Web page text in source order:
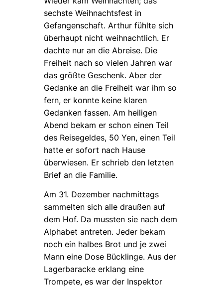
sechste Weihnachtsfest in
Gefangenschaft. Arthur fühlte sich
überhaupt nicht weihnachtlich. Er
dachte nur an die Abreise. Die
Freiheit nach so vielen Jahren war
das größte Geschenk. Aber der
Gedanke an die Freiheit war ihm so
fern, er konnte keine klaren
Gedanken fassen. Am heiligen
Abend bekam er schon einen Teil
des Reisegeldes, 50 Yen, einen Teil
hatte er sofort nach Hause
überwiesen. Er schrieb den letzten
Brief an die Familie.
Am 31. Dezember nachmittags
sammelten sich alle draußen auf
dem Hof. Da mussten sie nach dem
Alphabet antreten. Jeder bekam
noch ein halbes Brot und je zwei
Mann eine Dose Bücklinge. Aus der
Lagerbaracke erklang eine
Trompete, es war der Inspektor